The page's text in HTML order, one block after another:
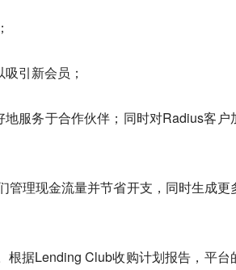
引新会员；
服务于合作伙伴；同时对Radius客户
理现金流量并节省开支，同时生成更
据Lending Club收购计划报告，平台